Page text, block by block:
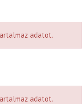
adatot.
adatot.